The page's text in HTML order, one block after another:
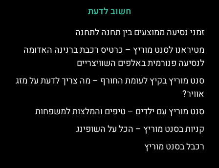
חשוב לדעת
זמני נסיעה ממוצעים בין תחנה לתחנה
מטיראנו לסנט מוריץ – כרטיס רכבת ברנינה האדומה
לנסיעה פנורמית באלפים השוויצריים
סנט מוריץ בקיץ לעומת החורף – מה צריך לדעת על מזג
אוויר?
סנט מוריץ עם ילדים – טיפים והמלצות למשפחות
קניות בסנט מוריץ – הכל על השופינג
רכבל בסנט מוריץ